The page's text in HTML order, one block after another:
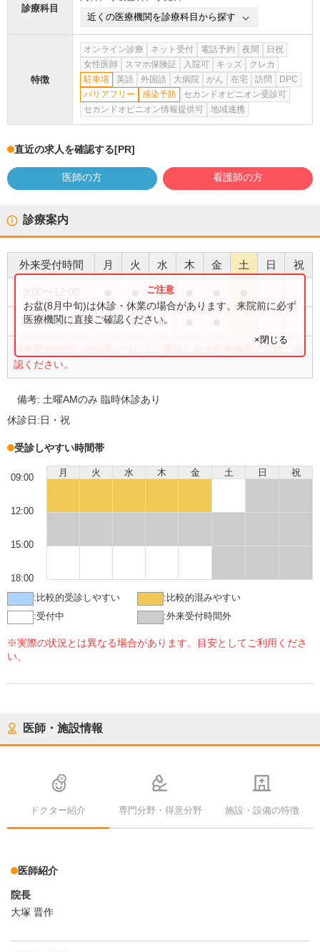
診療科目
近くの医療機関を診療科目から探す
特徴
オンライン診療 ネット受付 電話予約 夜間
日祝
女性医師
スマホ保険証 入院可 キッズ
クレカ
駐車場
英語 外国語 大病院 がん 在宅 訪問
DPC
バリアフリー
感染予防
セカンドオピニオン受診可
セカンドオピニオン情報提供可
地域連携
直近の求人を確認する[PR]
医師の方 看護師の方
診療案内
外来受付時間 月 火 水 木 金 土 日 祝
●
15:00〜18:00 ● ● ●
外来受付時間・内容等について、事前に必ず医療機関に直接ご確
認ください。
お盆(8月中旬)は休診・休業の場合があります。来院前に必ず
医療機関に直接ご確認ください。
×閉じる
備考: 土曜AMのみ 臨時休診あり
休診日:日・祝
受診しやすい時間帯
月 火 水 木 金 土 日 祝
09:00
12:00
15:00
18:00
: 比較的受診しやすい : 比較的混みやすい
:受付中 :外来受付時間外
※実際の状況とは異なる場合があります。目安としてご利用くださ
い。
医師・施設情報
ドクター紹介 専門分野・得意分野 施設・設備の特徴
医師紹介
院長
大塚 晋作